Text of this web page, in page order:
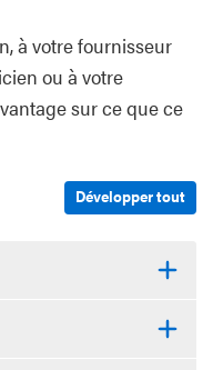
à votre fournisseur
ou à votre
sur ce que ce
Développer tout